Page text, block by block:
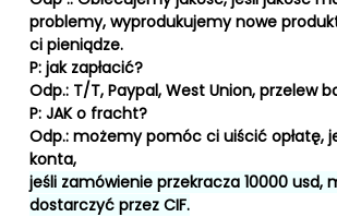
problemy, wyprodukujemy nowe
ci pieniądze.
P: jak zapłacić?
Odp.: T/T, Paypal, West Union, przelew
P: JAK o fracht?
Odp.: możemy pomóc ci uiścić opłatę,
konta,
jeśli zamówienie przekracza 10000 usd,
dostarczyć przez CIF.